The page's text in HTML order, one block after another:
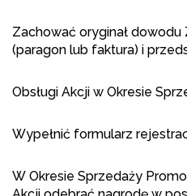
Zachować oryginał
(paragon lub faktura) i
Obsługi Akcji w Okresie
Wypełnić formularz
W Okresie Sprzedaży